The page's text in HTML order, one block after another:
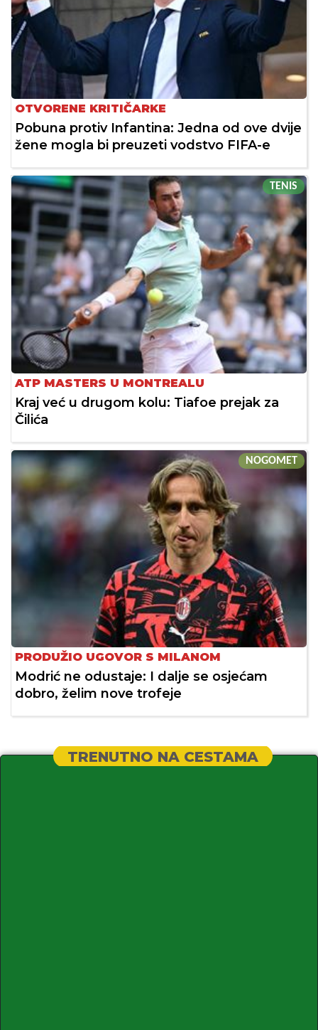
OTVORENE KRITIČARKE
Pobuna protiv Infantina: Jedna od ove dvije
žene mogla bi preuzeti vodstvo FIFA-e
TENIS
ATP MASTERS U MONTREALU
Kraj već u drugom kolu: Tiafoe prejak za
Čilića
NOGOMET
PRODUŽIO UGOVOR S MILANOM
Modrić ne odustaje: I dalje se osjećam
dobro, želim nove trofeje
TRENUTNO NA CESTAMA